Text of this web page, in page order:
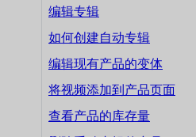
编辑专辑
如何创建自动专辑
编辑现有产品的变体
将视频添加到产品页面
查看产品的库存量